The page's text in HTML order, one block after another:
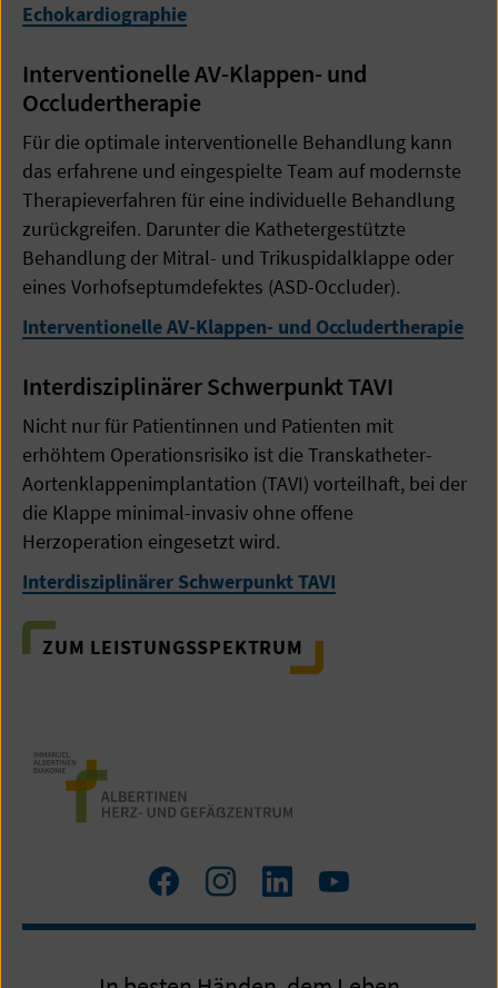
Echokardiographie
Interventionelle AV-Klappen- und
Occludertherapie
Für die optimale interventionelle Behandlung kann
das erfahrene und eingespielte Team auf modernste
Therapieverfahren für eine individuelle Behandlung
zurückgreifen. Darunter die Kathetergestützte
Behandlung der Mitral- und Trikuspidalklappe oder
eines Vorhofseptumdefektes (ASD-Occluder).
Interventionelle AV-Klappen- und Occludertherapie
Interdisziplinärer Schwerpunkt TAVI
Nicht nur für Patientinnen und Patienten mit
erhöhtem Operationsrisiko ist die Transkatheter-
Aortenklappenimplantation (TAVI) vorteilhaft, bei der
die Klappe minimal-invasiv ohne offene
Herzoperation eingesetzt wird.
Interdisziplinärer Schwerpunkt TAVI
ZUM LEISTUNGSSPEKTRUM
Zum
Facebook
Zum
Instagram
Zum
LinkedIn
Zum
YouTube